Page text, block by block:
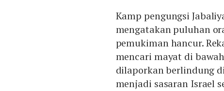
Kamp pengungsi
mengatakan puluhan
pemukiman hancur.
mencari mayat di
dilaporkan berlindung
menjadi sasaran Israel